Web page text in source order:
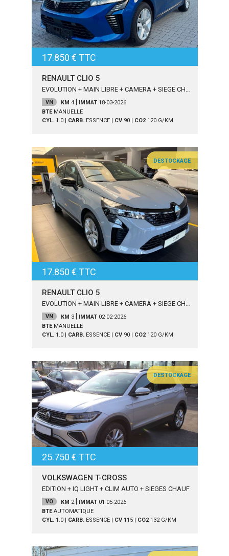
17.850 € TTC
RENAULT CLIO 5
EVOLUTION + MAIN LIBRE + CAMERA + SIEGE CHA
UF
VN KM 4 IMMAT 18-03-2026
BTE MANUELLE
CYL. 1.0| CARB. ESSENCE| CV 90| CO2 120G/KM
DESTOCKAGE
17.850 € TTC
RENAULT CLIO 5
EVOLUTION + MAIN LIBRE + CAMERA + SIEGE CHA
UF
VN KM 3 | IMMAT 02-02-2026
BTE MANUELLE
CYL. 1.0| CARB. ESSENCE| CV 90| CO2 120G/KM
DESTOCKAGE
25.750 € TTC
VOLKSWAGEN T-CROSS
EDITION + IQ LIGHT + CLIM AUTO + SIEGES CHAUF
VO KM 2 IMMAT 01-05-2026
BTE AUTOMATIQUE
CYL. 1.0| CARB. ESSENCE| CV 115| CO2 132G/KM